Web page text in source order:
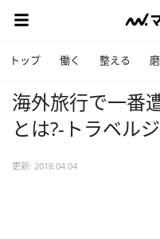
トップ 働く 整える
海外旅行で一番
とは?-トラベル
更新: 2018.04.04